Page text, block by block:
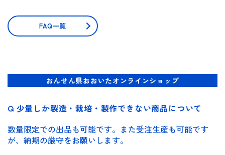
FAQ一覧
おんせん県おおいたオンラインショップ
Q 少量しか製造・栽培・製作できない商品について
数量限定での出品も可能です。また受注生産も可能です
が、納期の厳守をお願いします。